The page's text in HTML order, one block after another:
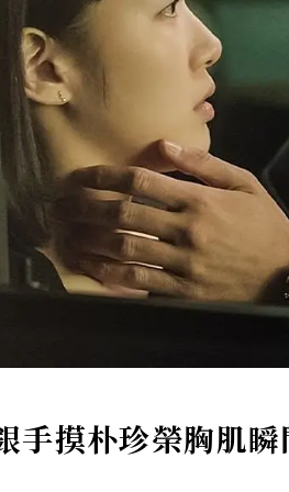
手摸朴珍榮胸肌